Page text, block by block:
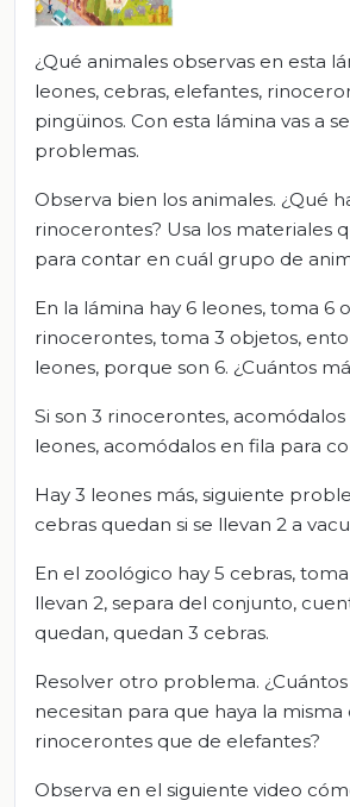
¿Qué animales observas en esta
leones, cebras, elefantes,
pingüinos. Con esta lámina vas a
problemas.
Observa bien los animales. ¿Qué
rinocerontes? Usa los materiales
para contar en cuál grupo de
En la lámina hay 6 leones, toma 6
rinocerontes, toma 3 objetos,
leones, porque son 6. ¿Cuántos
Si son 3 rinocerontes, acomódalos
leones, acomódalos en fila para
Hay 3 leones más, siguiente
cebras quedan si se llevan 2 a
En el zoológico hay 5 cebras,
llevan 2, separa del conjunto,
quedan, quedan 3 cebras.
Resolver otro problema.
necesitan para que haya la misma
rinocerontes que de elefantes?
Observa en el siguiente video